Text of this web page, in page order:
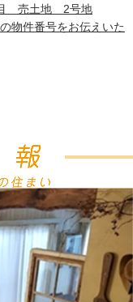
目 売土地 2号地
物件番号をお伝えいた